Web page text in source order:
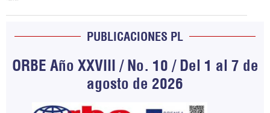
PUBLICACIONES PL
ORBE Año XXVIII / No. 10 / Del 1 al 7 de
agosto de 2026